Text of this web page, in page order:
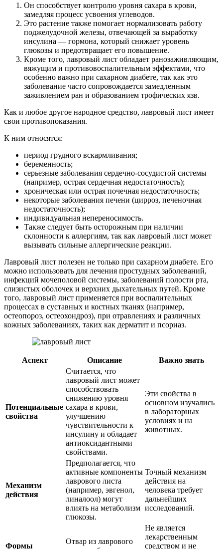
Он способствует контролю уровня сахара в крови,
замедляя процесс усвоения углеводов.
Это растение также помогает нормализовать работу
поджелудочной железы, отвечающей за выработку
инсулина — гормона, который снижает уровень
глюкозы и предотвращает его повышение.
Кроме того, лавровый лист обладает ранозаживляющим,
вяжущим и противовоспалительным эффектами, что
особенно важно при сахарном диабете, так как это
заболевание часто сопровождается замедленным
заживлением ран и образованием трофических язв.
Как и любое другое народное средство, лавровый лист имеет
свои противопоказания.
К ним относятся:
период грудного вскармливания;
беременность;
серьезные заболевания сердечно-сосудистой системы
(например, острая сердечная недостаточность);
хроническая или острая почечная недостаточность;
некоторые заболевания печени (цирроз, печеночная
недостаточность);
индивидуальная непереносимость.
Также следует быть осторожным при наличии
склонности к аллергиям, так как лавровый лист может
вызывать сильные аллергические реакции.
Лавровый лист полезен не только при сахарном диабете. Его
можно использовать для лечения простудных заболеваний,
инфекций мочеполовой системы, заболеваний полости рта,
слизистых оболочек и верхних дыхательных путей. Кроме
того, лавровый лист применяется при воспалительных
процессах в суставных и костных тканях (например,
остеопороз, остеохондроз), при отравлениях и различных
кожных заболеваниях, таких как дерматит и псориаз.
Аспект Описание Важно знать
Потенциальные
свойства
Считается, что
лавровый лист может
способствовать
снижению уровня
сахара в крови,
улучшению
чувствительности к
инсулину и обладает
антиоксидантными
свойствами.
Эти свойства в
основном изучались
в лабораторных
условиях и на
животных.
Механизм
действия
Предполагается, что
активные компоненты
лаврового листа
(например, эвгенол,
линалоол) могут
влиять на метаболизм
глюкозы.
Точный механизм
действия на
человека требует
дальнейших
исследований.
Формы
Отвар из лаврового
Не является
лекарственным
средством и не